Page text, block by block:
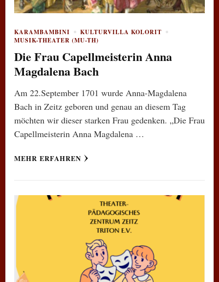
KARAMBAMBINI
KULTURVILLA KOLORIT
MUSIK-THEATER (MU-TH)
Die Frau Capellmeisterin Anna
Magdalena Bach
Am 22.September 1701 wurde Anna-Magdalena
Bach in Zeitz geboren und genau an diesem Tag
möchten wir dieser starken Frau gedenken. „Die Frau
Capellmeisterin Anna Magdalena …
MEHR ERFAHREN